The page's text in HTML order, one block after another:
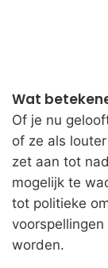
Wat
Of je nu
of ze als
zet aan tot
mogelijk te
tot politieke
worden.